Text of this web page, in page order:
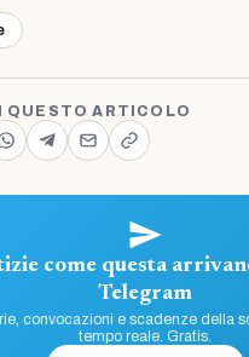
QUESTO ARTICOLO
come questa
Telegram
convocazioni e scadenze della
tempo reale. Gratis.